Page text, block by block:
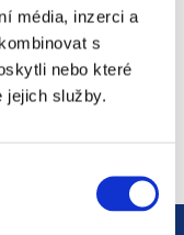
média, inzerci a
s
nebo které
jejich služby.